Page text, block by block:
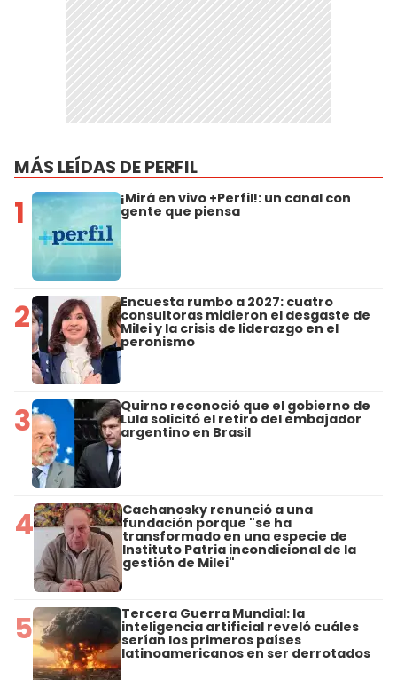
MÁS LEÍDAS DE PERFIL
1 ¡Mirá en vivo +Perfil!: un canal con
gente que piensa
2 Encuesta rumbo a 2027: cuatro
consultoras midieron el desgaste de
Milei y la crisis de liderazgo en el
peronismo
3 Quirno reconoció que el gobierno de
Lula solicitó el retiro del embajador
argentino en Brasil
4 Cachanosky renunció a una
fundación porque "se ha
transformado en una especie de
Instituto Patria incondicional de la
gestión de Milei"
5 Tercera Guerra Mundial: la
inteligencia artificial reveló cuáles
serían los primeros países
latinoamericanos en ser derrotados